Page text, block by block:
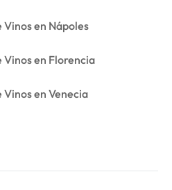
Vinos en Nápoles
Vinos en Florencia
Vinos en Venecia